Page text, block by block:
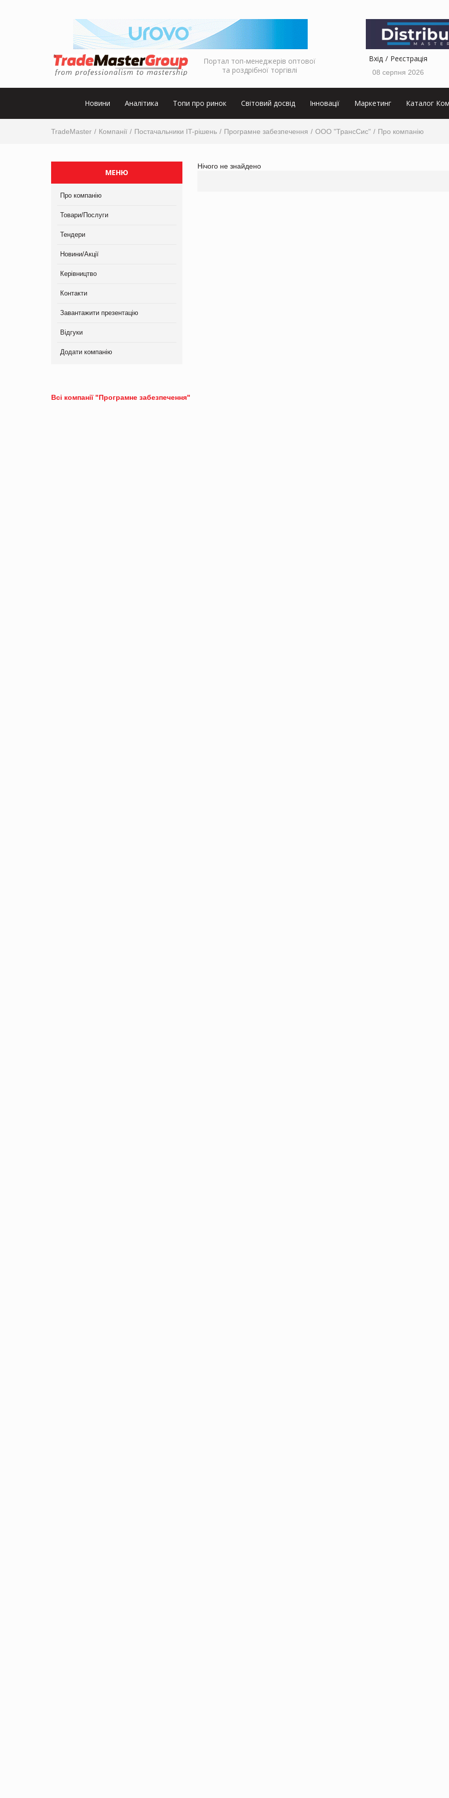
Портал топ-менеджерів оптової
та роздрібної торгівлі
Вхід Реєстрація
08 серпня 2026
Новини Аналітика Топи про ринок Світовий досвід Інновації Маркетинг Каталог
TradeMaster Компанії Постачальники IT-рішень Програмне забезпечення ООО "ТрансСис" Про компанію
МЕНЮ
Про компанію
Товари/Послуги
Тендери
Новини/Акції
Керівництво
Контакти
Завантажити презентацію
Відгуки
Додати компанію
Нічого не знайдено
Всі компанії "Програмне забезпечення"